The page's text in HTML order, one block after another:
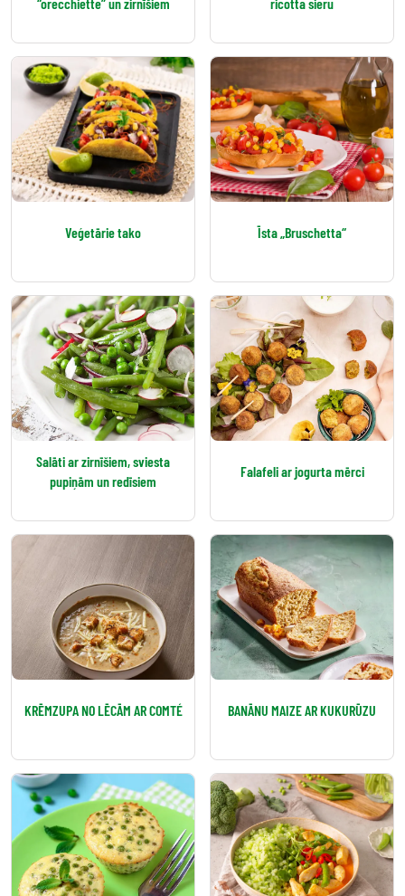
Veģetārie tako Īsta „Bruschetta“
Salāti ar zirnīšiem, sviesta
pupiņām un redīsiem
Falafeli ar jogurta mērci
KRĒMZUPA NO LĒCĀM AR COMTÉ BANĀNU MAIZE AR KUKURŪZU